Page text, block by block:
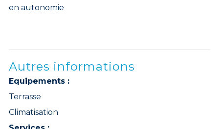
en autonomie
Autres informations
Equipements :
Terrasse
Climatisation